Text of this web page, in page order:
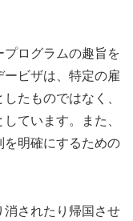
プログラムの趣旨を
ービザは、特定の雇
たものではなく、
ています。また、
を明確にするための
消されたり帰国させ